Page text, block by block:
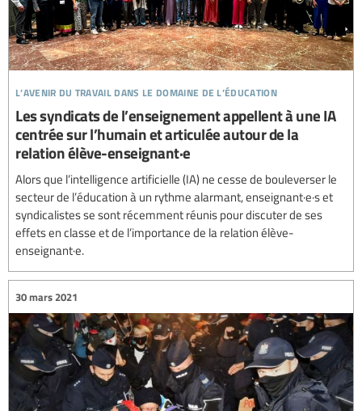
l’avenir du travail dans le domaine de l’éducation
Les syndicats de l’enseignement appellent à une IA
centrée sur l’humain et articulée autour de la
relation élève-enseignant·e
Alors que l’intelligence artificielle (IA) ne cesse de bouleverser le
secteur de l’éducation à un rythme alarmant, enseignant·e·s et
syndicalistes se sont récemment réunis pour discuter de ses
effets en classe et de l’importance de la relation élève-
enseignant·e.
30 mars 2021